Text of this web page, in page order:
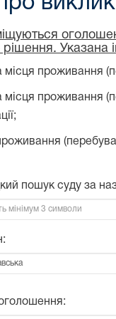
рішення.
місця проживання
місця проживання
пошук суду за